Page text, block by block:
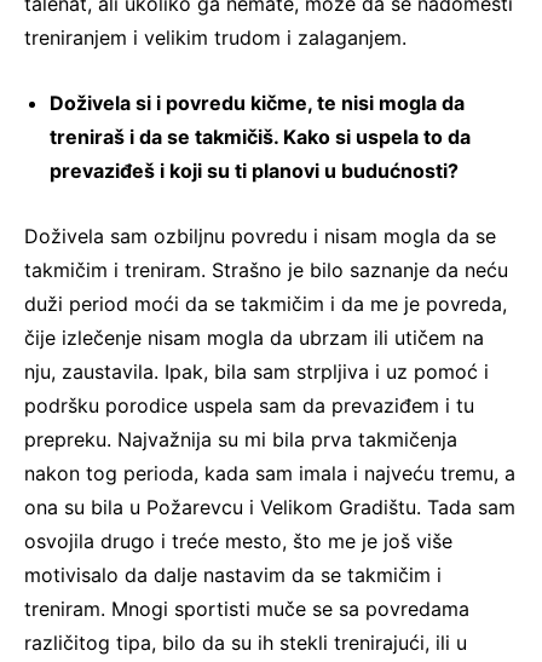
treniranjem i velikim trudom i zalaganjem.
Doživela si i povredu kičme, te nisi mogla da
treniraš i da se takmičiš. Kako si uspela to da
prevaziđeš i koji su ti planovi u budućnosti?
Doživela sam ozbiljnu povredu i nisam mogla da se
takmičim i treniram. Strašno je bilo saznanje da neću
duži period moći da se takmičim i da me je povreda,
čije izlečenje nisam mogla da ubrzam ili utičem na
nju, zaustavila. Ipak, bila sam strpljiva i uz pomoć i
podršku porodice uspela sam da prevaziđem i tu
prepreku. Najvažnija su mi bila prva takmičenja
nakon tog perioda, kada sam imala i najveću tremu, a
ona su bila u Požarevcu i Velikom Gradištu. Tada sam
osvojila drugo i treće mesto, što me je još više
motivisalo da dalje nastavim da se takmičim i
treniram. Mnogi sportisti muče se sa povredama
različitog tipa, bilo da su ih stekli trenirajući, ili u